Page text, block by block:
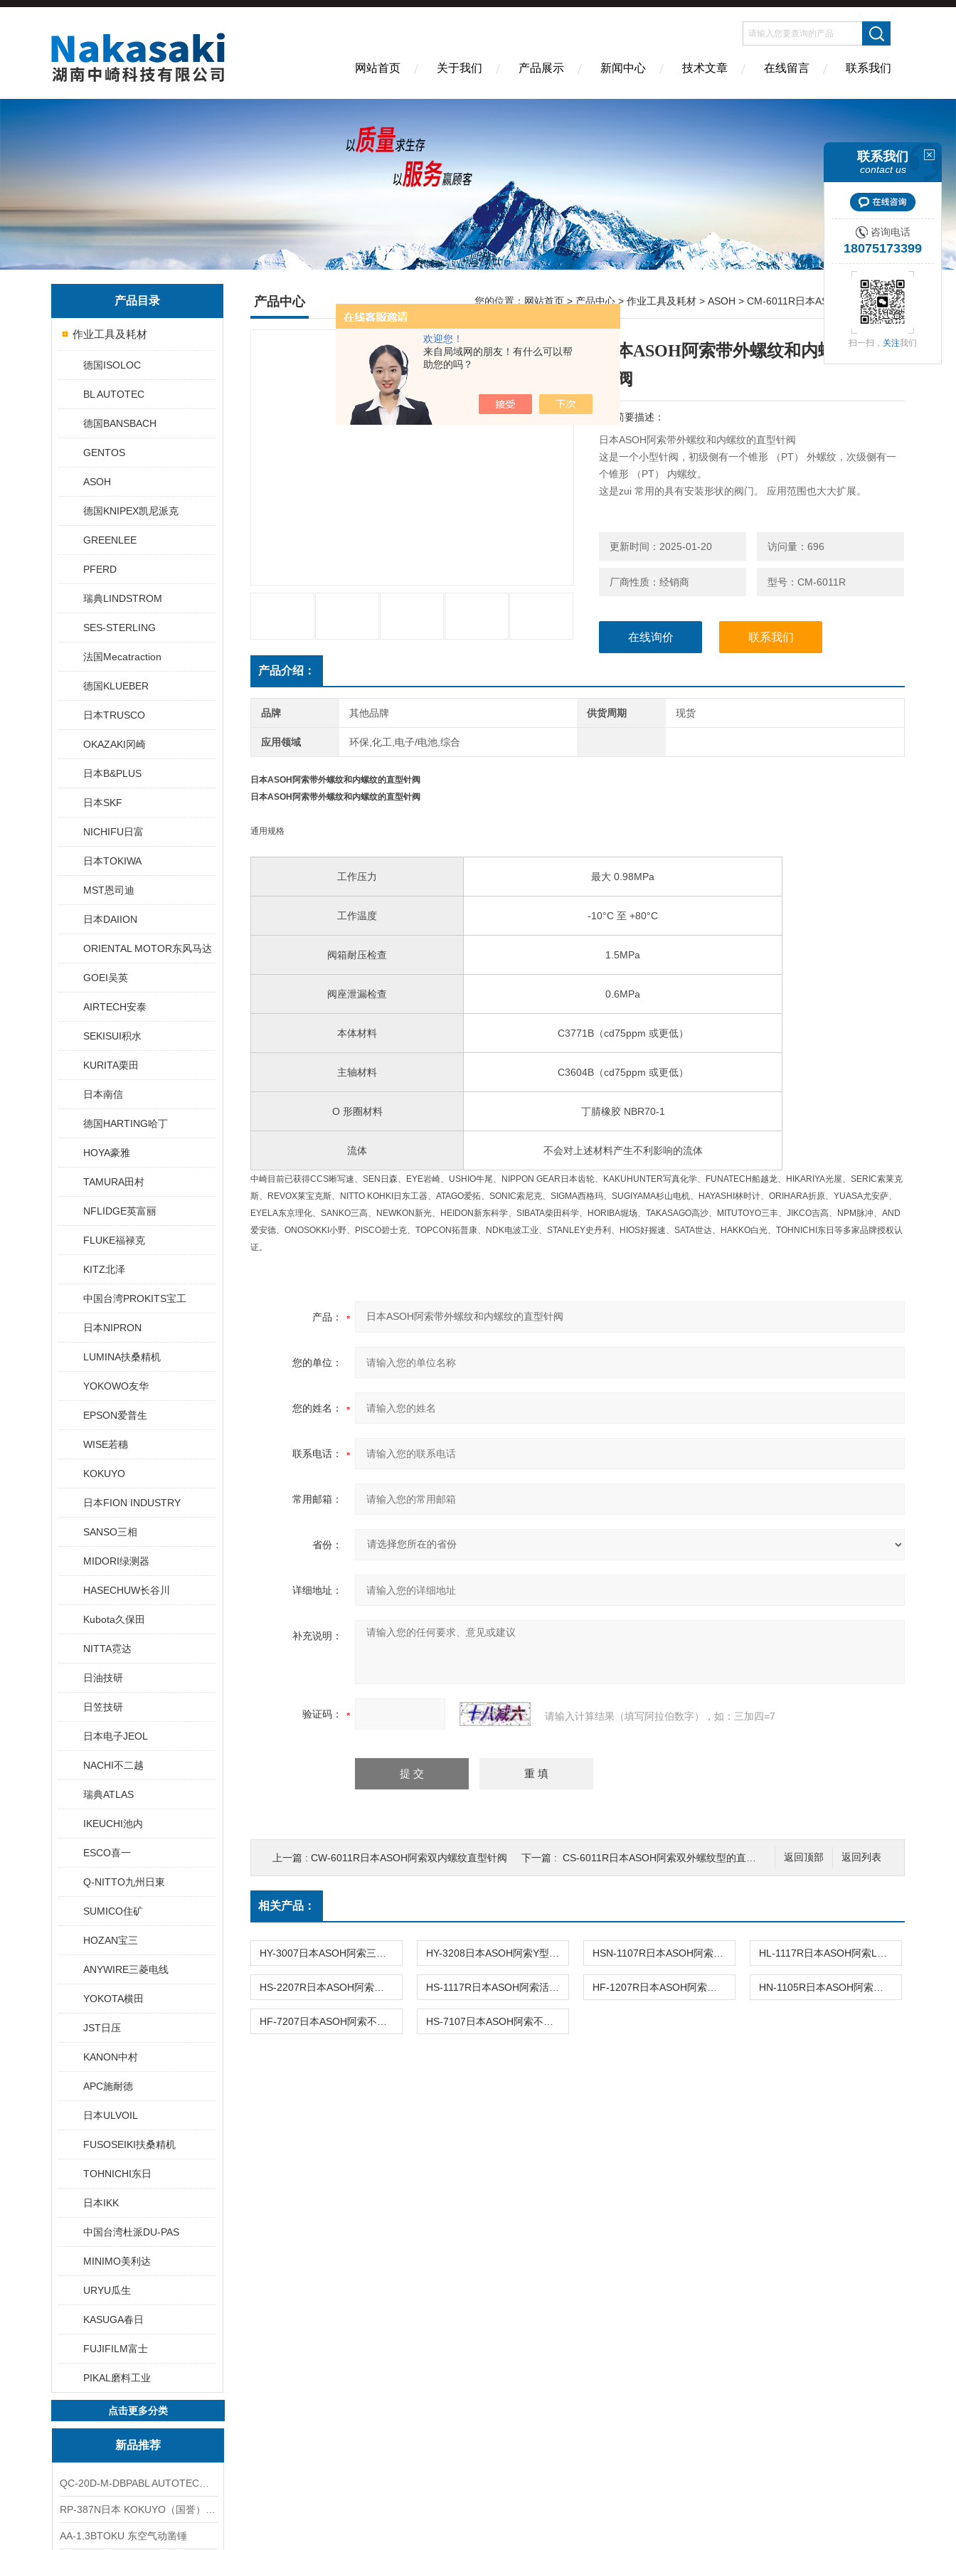
欢迎您！
来自局域网的朋友！有什么可以帮
助您的吗？
网站首页 关于我们 产品展示 新闻中心 技术文章 在线留言 联系我们
产品目录
作业工具及耗材
德国ISOLOC
BL AUTOTEC
德国BANSBACH
GENTOS
ASOH
德国KNIPEX凯尼派克
GREENLEE
PFERD
瑞典LINDSTROM
SES-STERLING
法国Mecatraction
德国KLUEBER
日本TRUSCO
OKAZAKI冈崎
日本B&PLUS
日本SKF
NICHIFU日富
日本TOKIWA
MST恩司迪
日本DAIION
ORIENTAL MOTOR东风马达
GOEI吴英
AIRTECH安泰
SEKISUI积水
KURITA栗田
日本南信
德国HARTING哈丁
HOYA豪雅
TAMURA田村
NFLIDGE英富丽
FLUKE福禄克
KITZ北泽
中国台湾PROKITS宝工
日本NIPRON
LUMINA扶桑精机
YOKOWO友华
EPSON爱普生
WISE若穗
KOKUYO
日本FION INDUSTRY
SANSO三相
MIDORI绿测器
HASECHUW长谷川
Kubota久保田
NITTA霓达
日油技研
日笠技研
日本电子JEOL
NACHI不二越
瑞典ATLAS
IKEUCHI池内
ESCO喜一
Q-NITTO九州日東
SUMICO住矿
HOZAN宝三
ANYWIRE三菱电线
YOKOTA横田
JST日压
KANON中村
APC施耐德
日本ULVOIL
FUSOSEIKI扶桑精机
TOHNICHI东日
日本IKK
中国台湾杜派DU-PAS
MINIMO美利达
URYU瓜生
KASUGA春日
FUJIFILM富士
PIKAL磨料工业
点击更多分类
新品推荐
AA-1.3BTOKU 东空气动凿锤
产品中心 您的位置： 网站首页 > 产品中心 > 作业工具及耗材 > ASOH > CM-6011R日本ASOH阿索带外螺纹和内螺纹的直型针阀
日本ASOH阿索带外螺纹和内螺纹的直型
针阀
简要描述：
日本ASOH阿索带外螺纹和内螺纹的直型针阀
这是一个小型针阀，初级侧有一个锥形 （PT） 外螺纹，次级侧有一
个锥形 （PT） 内螺纹。
这是zui 常用的具有安装形状的阀门。 应用范围也大大扩展。
更新时间：2025-01-20 访问量：696
厂商性质：经销商 型号：CM-6011R
在线询价 联系我们
产品介绍：
品牌 其他品牌 供货周期 现货
应用领域 环保,化工,电子/电池,综合
日本ASOH阿索带外螺纹和内螺纹的直型针阀
日本ASOH阿索带外螺纹和内螺纹的直型针阀
通用规格
工作压力 最大 0.98MPa
工作温度 -10°C 至 +80°C
阀箱耐压检查 1.5MPa
阀座泄漏检查 0.6MPa
本体材料 C3771B（cd75ppm 或更低）
主轴材料 C3604B（cd75ppm 或更低）
O 形圈材料 丁腈橡胶 NBR70-1
流体 不会对上述材料产生不利影响的流体
中崎目前已获得CCS晰写速、SEN日森、EYE岩崎、USHIO牛尾、NIPPON GEAR日本齿轮、KAKUHUNTER写真化学、FUNATECH船越龙、HIKARIYA光屋、SERIC索莱克
斯、REVOX莱宝克斯、NITTO KOHKI日东工器、ATAGO爱拓、SONIC索尼克、SIGMA西格玛、SUGIYAMA杉山电机、HAYASHI林时计、ORIHARA折原、YUASA尤安萨、
EYELA东京理化、SANKO三高、NEWKON新光、HEIDON新东科学、SIBATA柴田科学、HORIBA堀场、TAKASAGO高沙、MITUTOYO三丰、JIKCO吉高、NPM脉冲、AND
爱安德、ONOSOKKI小野、PISCO碧士克、TOPCON拓普康、NDK电波工业、STANLEY史丹利、HIOS好握速、SATA世达、HAKKO白光、TOHNICHI东日等多家品牌授权认
证。
产品：
您的单位：
您的姓名：
联系电话：
常用邮箱：
省份：
详细地址：
补充说明：
验证码： 请输入计算结果（填写阿拉伯数字），如：三加四=7
返回列表
返回顶部
上一篇 : CW-6011R日本ASOH阿索双内螺纹直型针阀 下一篇 : CS-6011R日本ASOH阿索双外螺纹型的直型针阀
相关产品：
联系我们
contact us
咨询电话
18075173399
扫一扫， 关注我们